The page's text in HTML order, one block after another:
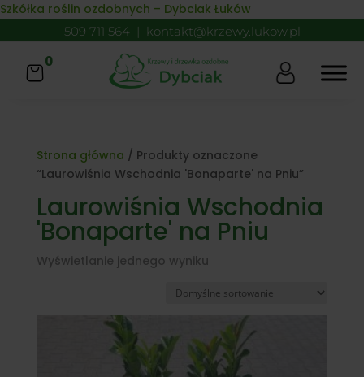
Skip to content
Szkółka roślin ozdobnych – Dybciak Łuków
509 711 564 | kontakt@krzewy.lukow.pl
0
Strona główna / Produkty oznaczone
“Laurowiśnia Wschodnia 'Bonaparte' na Pniu”
Laurowiśnia Wschodnia
'Bonaparte' na Pniu
Wyświetlanie jednego wyniku